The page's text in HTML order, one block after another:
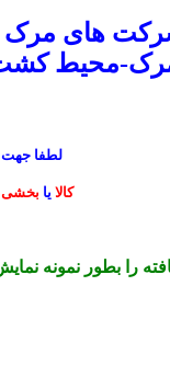
های مرک
مرک-محیط
لطفا
CASکالا یا بخشی
را بطور نمونه